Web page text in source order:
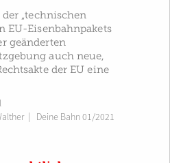
„technischen
EU-Eisenbahnpakets
geänderten
auch neue,
der EU eine
| Deine Bahn 01/2021